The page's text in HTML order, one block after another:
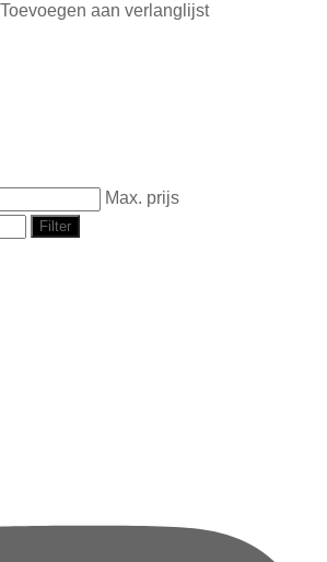
Toevoegen aan verlanglijst
Max. prijs
Filter